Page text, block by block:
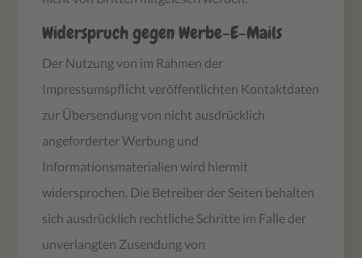
Widerspruch gegen Werbe-E-Mails
Der Nutzung von im Rahmen der
Impressumspflicht veröffentlichten Kontaktdaten
zur Übersendung von nicht ausdrücklich
angeforderter Werbung und
Informationsmaterialien wird hiermit
widersprochen. Die Betreiber der Seiten behalten
sich ausdrücklich rechtliche Schritte im Falle der
unverlangten Zusendung von